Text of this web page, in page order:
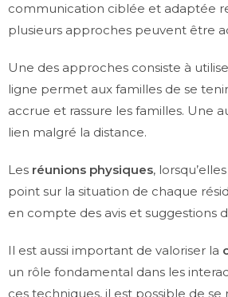
communication ciblée et adaptée
plusieurs approches peuvent être
Une des approches consiste à
ligne permet aux familles de se
accrue et rassure les familles. Une
lien malgré la distance.
Les réunions physiques,
point sur la situation de chaque
en compte des avis et suggestions
Il est aussi important de valoriser la
un rôle fondamental dans les
ces techniques, il est possible de